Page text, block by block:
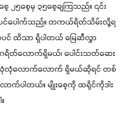
၂၅စေ့မှ ၃၅စေ့ချကြသည်။ ၎င်း
ပင်ပေါက်သည်။ တကယ်ရိတ်သိမ်းလို့ရ
င် ထိသာ ရှိပါတယ် မြေဆီလွှာ
ရိတ်လောက်ရှိမယ်၊ ပေါင်းသတ်ဆေး
လုံလောက်လောက် ရှိမယ်ဆိုရင် တစ်
ောက်ပါတယ်။ မျိုးစေ့ကို ထရိုင်ကိုဒါး